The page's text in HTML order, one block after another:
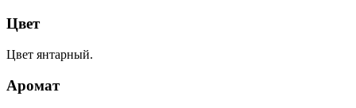
Цвет
Цвет янтарный.
Аромат